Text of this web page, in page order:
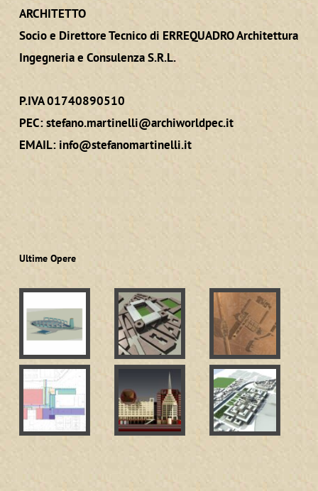
ARCHITETTO
Socio e Direttore Tecnico di ERREQUADRO Architettura
Ingegneria e Consulenza S.R.L.
P.IVA 01740890510
PEC:stefano.martinelli@archiworldpec.it
EMAIL: info@stefanomartinelli.it
Ultime Opere